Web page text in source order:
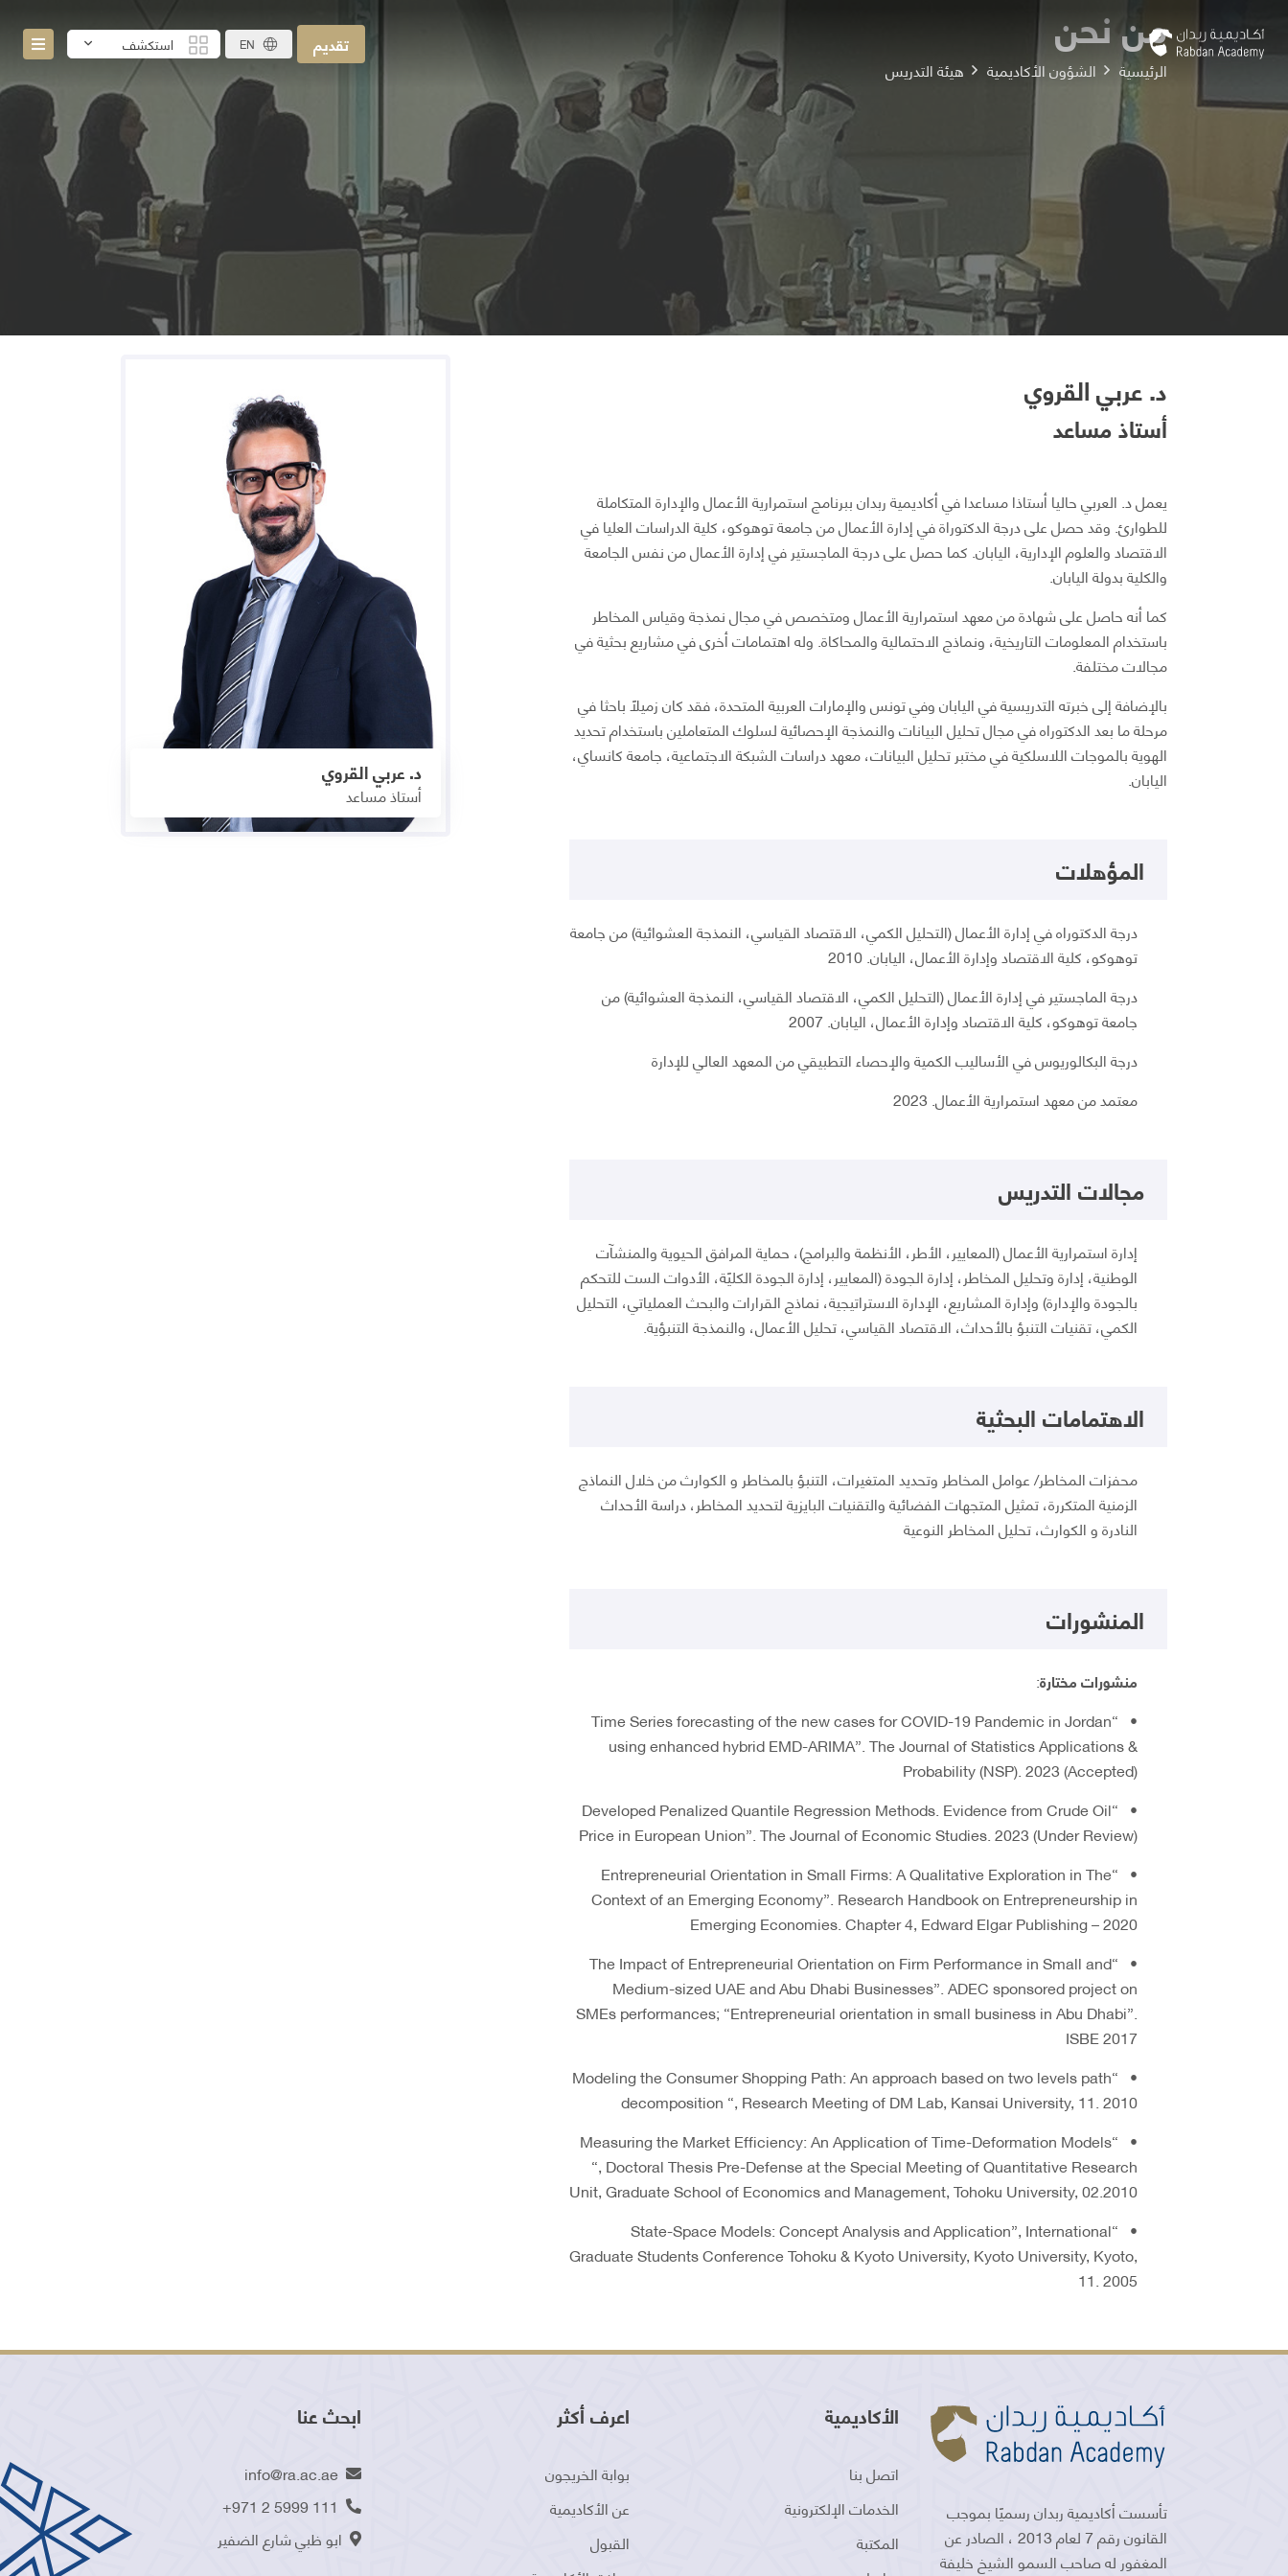
استكشف تقديم EN من نحن
الرئيسية الشؤون الأكاديمية هيئة التدريس
د. عربي القروي
أستاذ مساعد
يعمل د. العربي حاليا أستاذا مساعدا في أكاديمية ربدان ببرنامج استمرارية الأعمال والإدارة المتكاملة
للطوارئ. وقد حصل على درجة الدكتوراة في إدارة الأعمال من جامعة توهوكو، كلية الدراسات العليا في
الاقتصاد والعلوم الإدارية، اليابان. كما حصل على درجة الماجستير في إدارة الأعمال من نفس الجامعة
والكلية بدولة اليابان.
كما أنه حاصل على شهادة من معهد استمرارية الأعمال ومتخصص في مجال نمذجة وقياس المخاطر
باستخدام المعلومات التاريخية، ونماذج الاحتمالية والمحاكاة. وله اهتمامات أخرى في مشاريع بحثية في
مجالات مختلفة.
بالإضافة إلى خبرته التدريسية في اليابان وفي تونس والإمارات العربية المتحدة، فقد كان زميلاً باحثا في
مرحلة ما بعد الدكتوراه في مجال تحليل البيانات والنمذجة الإحصائية لسلوك المتعاملين باستخدام تحديد
الهوية بالموجات اللاسلكية في مختبر تحليل البيانات، معهد دراسات الشبكة الاجتماعية، جامعة كانساي،
اليابان.
المؤهلات
درجة الدكتوراه في إدارة الأعمال (التحليل الكمي، الاقتصاد القياسي، النمذجة العشوائية) من جامعة
توهوكو، كلية الاقتصاد وإدارة الأعمال، اليابان. 2010
درجة الماجستير في إدارة الأعمال (التحليل الكمي، الاقتصاد القياسي، النمذجة العشوائية) من
جامعة توهوكو، كلية الاقتصاد وإدارة الأعمال، اليابان. 2007
درجة البكالوريوس في الأساليب الكمية والإحصاء التطبيقي من المعهد العالي للإدارة
معتمد من معهد استمرارية الأعمال. 2023
مجالات التدريس
إدارة استمرارية الأعمال (المعايير، الأطر، الأنظمة والبرامج)، حماية المرافق الحيوية والمنشآت
الوطنية، إدارة وتحليل المخاطر، إدارة الجودة (المعايير، إدارة الجودة الكليًة، الأدوات الست للتحكم
بالجودة والإدارة) وإدارة المشاريع، الإدارة الاستراتيجية، نماذج القرارات والبحث العملياتي، التحليل
الكمي، تقنيات التنبؤ بالأحداث، الاقتصاد القياسي، تحليل الأعمال، والنمذجة التنبؤية.
الاهتمامات البحثية
محفزات المخاطر/ عوامل المخاطر وتحديد المتغيرات، التنبؤ بالمخاطر و الكوارث من خلال النماذج
الزمنية المتكررة، تمثيل المتجهات الفضائية والتقنيات البايزية لتحديد المخاطر، دراسة الأحداث
النادرة و الكوارث، تحليل المخاطر النوعية
المنشورات
منشورات مختارة:
• “Time Series forecasting of the new cases for COVID-19 Pandemic in Jordan
using enhanced hybrid EMD-ARIMA”. The Journal of Statistics Applications &
Probability (NSP). 2023 (Accepted)
• “Developed Penalized Quantile Regression Methods. Evidence from Crude Oil
Price in European Union”. The Journal of Economic Studies. 2023 (Under Review)
• “Entrepreneurial Orientation in Small Firms: A Qualitative Exploration in The
Context of an Emerging Economy”. Research Handbook on Entrepreneurship in
Emerging Economies. Chapter 4, Edward Elgar Publishing – 2020
• “The Impact of Entrepreneurial Orientation on Firm Performance in Small and
Medium-sized UAE and Abu Dhabi Businesses”. ADEC sponsored project on
SMEs performances; “Entrepreneurial orientation in small business in Abu Dhabi”.
ISBE 2017
• “Modeling the Consumer Shopping Path: An approach based on two levels path
decomposition “, Research Meeting of DM Lab, Kansai University, 11. 2010
• “Measuring the Market Efficiency: An Application of Time-Deformation Models
“, Doctoral Thesis Pre-Defense at the Special Meeting of Quantitative Research
Unit, Graduate School of Economics and Management, Tohoku University, 02.2010
• “State-Space Models: Concept Analysis and Application”, International
Graduate Students Conference Tohoku & Kyoto University, Kyoto University, Kyoto,
11. 2005
د. عربي القروي
أستاذ مساعد
تأسست أكاديمية ربدان رسميًا بموجب
القانون رقم 7 لعام 2013 ، الصادر عن
المغفور له صاحب السمو الشيخ خليفة
الأكاديمية
اتصل بنا
الخدمات الإلكترونية
المكتبة
اعرف أكثر
بوابة الخريجون
عن الأكاديمية
القبول
ابحث عنا
info@ra.ac.ae
+971 2 5999 111
ابو ظبي شارع الضفير